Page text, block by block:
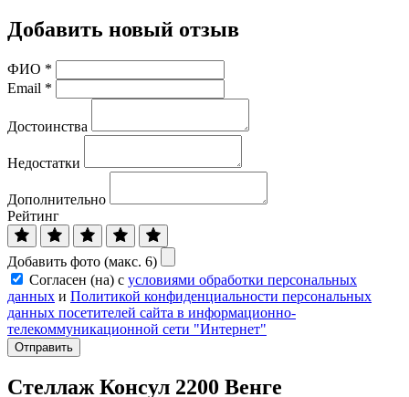
Добавить новый отзыв
ФИО *
Email *
Достоинства
Недостатки
Дополнительно
Рейтинг
Добавить фото (макс. 6)
Согласен (на) с условиями обработки персональных
данных и Политикой конфиденциальности персональных
данных посетителей сайта в информационно-
телекоммуникационной сети "Интернет"
Отправить
Стеллаж Консул 2200 Венге